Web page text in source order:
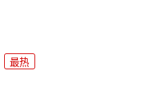
最热